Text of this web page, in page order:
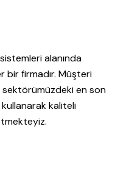
alanında
bir firmadır. Müşteri
sektörümüzdeki en son
kaliteli